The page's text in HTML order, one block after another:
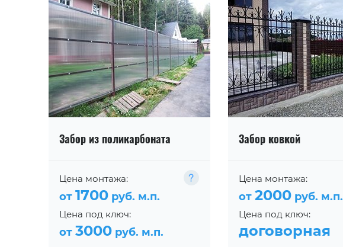
Забор из поликарбоната
Цена монтажа:
от 1700 руб. м.п.
Цена под ключ:
от 3000 руб. м.п.
Забор ковкой
Цена монтажа:
от 2000руб. м.п.
Цена под ключ:
договорная